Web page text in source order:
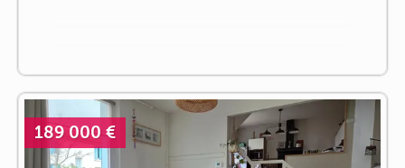
189 000 €